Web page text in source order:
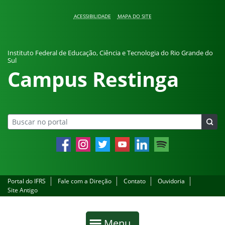
ACESSIBILIDADE MAPA DO SITE
Instituto Federal de Educação, Ciência e Tecnologia do Rio Grande do
Sul
Campus Restinga
FacebookInstagramTwitter YouTube LinkedIn Spotify
Portal do IFRS Fale com a Direção Contato
Ouvidoria
Site Antigo